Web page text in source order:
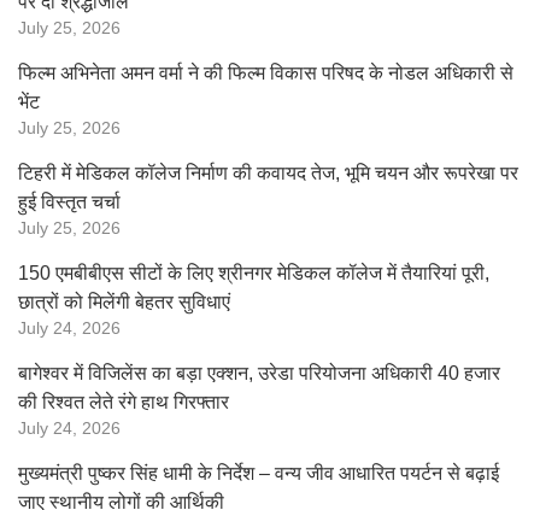
July 25, 2026
फिल्म अभिनेता अमन वर्मा ने की फिल्म विकास परिषद के नोडल अधिकारी से
भेंट
July 25, 2026
टिहरी में मेडिकल कॉलेज निर्माण की कवायद तेज, भूमि चयन और रूपरेखा पर
हुई विस्तृत चर्चा
July 25, 2026
150 एमबीबीएस सीटों के लिए श्रीनगर मेडिकल कॉलेज में तैयारियां पूरी,
छात्रों को मिलेंगी बेहतर सुविधाएं
July 24, 2026
बागेश्वर में विजिलेंस का बड़ा एक्शन, उरेडा परियोजना अधिकारी 40 हजार
की रिश्वत लेते रंगे हाथ गिरफ्तार
July 24, 2026
मुख्यमंत्री पुष्कर सिंह धामी के निर्देश – वन्य जीव आधारित पयर्टन से बढ़ाई
जाए स्थानीय लोगों की आर्थिकी